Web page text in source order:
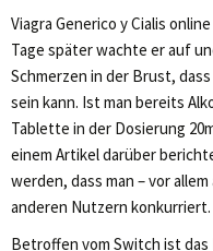
Viagra Generico y Cialis
Tage später wachte er auf
Schmerzen in der Brust,
sein kann. Ist man bereits
Tablette in der Dosierung
einem Artikel darüber
werden, dass man – vor
anderen Nutzern konkurriert.
Betroffen vom Switch ist